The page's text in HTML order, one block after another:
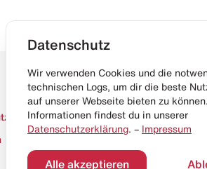
Datenschutz
Wir verwenden Cookies und die
technischen Logs, um dir die beste
auf unserer Webseite bieten zu
Informationen findest du in unserer
Datenschutzerklärung. – Impressum
Alle akzeptieren